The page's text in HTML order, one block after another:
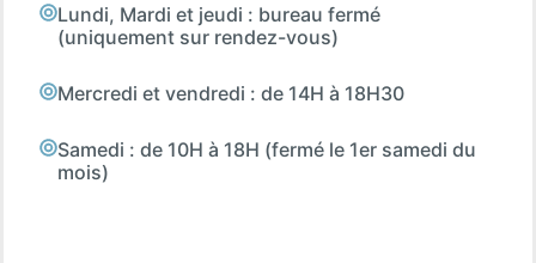
Lundi, Mardi et jeudi : bureau fermé
(uniquement sur rendez-vous)
Mercredi et vendredi : de 14H à 18H30
Samedi : de 10H à 18H (fermé le 1er samedi du
mois)